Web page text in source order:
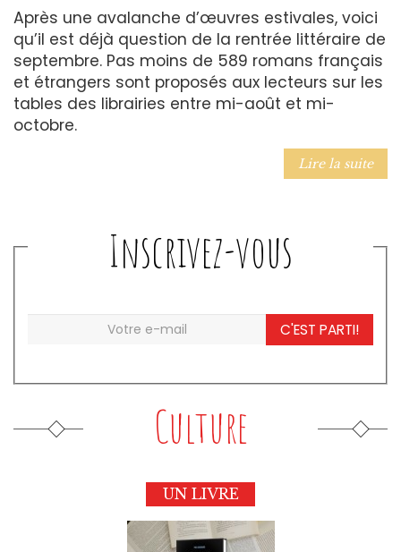
Après une avalanche d’œuvres estivales, voici
qu’il est déjà question de la rentrée littéraire de
septembre. Pas moins de 589 romans français
et étrangers sont proposés aux lecteurs sur les
tables des librairies entre mi-août et mi-
octobre.
Lire la suite
Inscrivez-vous
C'EST PARTI!
Culture
UN LIVRE